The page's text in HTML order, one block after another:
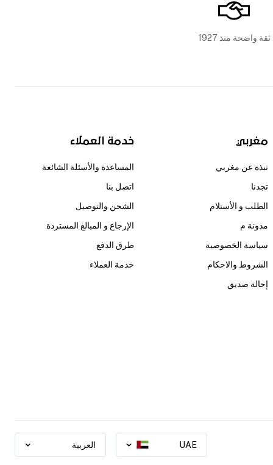
ثقة واضحة منذ 1927
مغربي
نبذة عن مغربي
تجدنا
الطلب و الأستلام
مدونة م
سياسة الخصوصية
الشروط والاحكام
إحالة صديق
خدمة العملاء
المساعدة والأسئلة الشائعة
اتصل بنا
الشحن والتوصيل
الإرجاع و المبالغ المستردة
طرق الدفع
خدمة العملاء
UAE العربية